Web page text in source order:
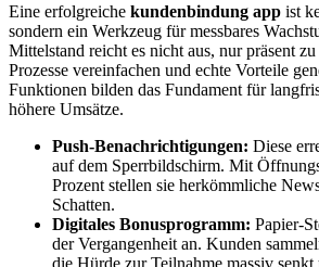
Eine erfolgreiche kundenbindung app ist
sondern ein Werkzeug für messbares
Mittelstand reicht es nicht aus, nur präsent
Prozesse vereinfachen und echte Vorteile
Funktionen bilden das Fundament für
höhere Umsätze.
Push-Benachrichtigungen: Diese
auf dem Sperrbildschirm. Mit
Prozent stellen sie herkömmliche
Schatten.
Digitales Bonusprogramm: Papier-
der Vergangenheit an. Kunden
die Hürde zur Teilnahme massiv senkt